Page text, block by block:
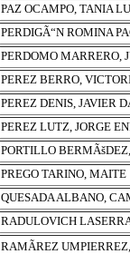
PAZ OCAMPO, TANIA
PERDIGÃ“N ROMINA
PERDOMO MARRERO,
PEREZ BERRO,
PEREZ DENIS, JAVIER
PEREZ LUTZ, JORGE
PORTILLO
PREGO TARINO, MAITE
QUESADA ALBANO,
RADULOVICH
RAMÃREZ